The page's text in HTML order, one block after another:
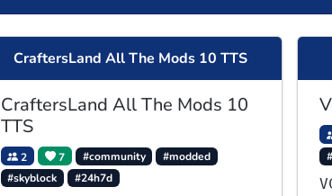
CraftersLand All The Mods 10 TTS
CraftersLand All The Mods 10
TTS
2 7 #community
#modded
#skyblock
#24h7d